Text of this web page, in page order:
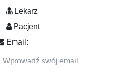
Lekarz
Pacjent
Email: